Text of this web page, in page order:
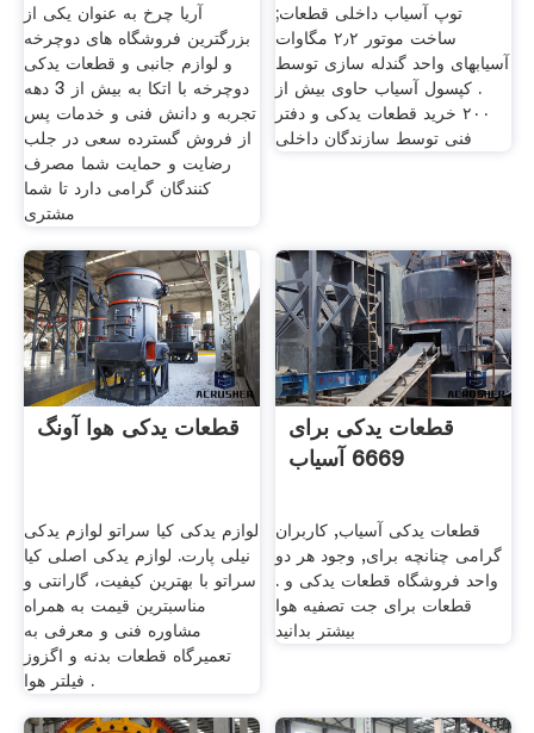
آریا چرخ به عنوان یکی از
بزرگترین فروشگاه های دوچرخه
و لوازم جانبی و قطعات یدکی
دوچرخه با اتکا به بیش از 3 دهه
تجربه و دانش فنی و خدمات پس
از فروش گسترده سعی در جلب
رضایت و حمایت شما مصرف
کنندگان گرامی دارد تا شما
مشتری
توپ آسیاب داخلی قطعات;
ساخت موتور ۲٫۲ مگاوات
آسیابهای واحد گندله سازی توسط
. کپسول آسیاب حاوی بیش از
۲۰۰ خرید قطعات یدکی و دفتر
فنی توسط سازندگان داخلی
قطعات یدکی هوا آونگ
لوازم يدکی کیا سراتو لوازم یدکی
نیلی پارت. لوازم یدکی اصلی کیا
سراتو با بهترین کیفیت، گارانتی و
مناسبترین قیمت به همراه
مشاوره فنی و معرفی به
تعمیرگاه قطعات بدنه و اگزوز
فیلتر هوا .
قطعات یدکی برای
6669 آسیاب
قطعات یدکی آسیاب, کاربران
گرامی چنانچه برای, وجود هر دو
واحد فروشگاه قطعات یدکی و .
قطعات برای جت تصفیه هوا
بیشتر بدانید